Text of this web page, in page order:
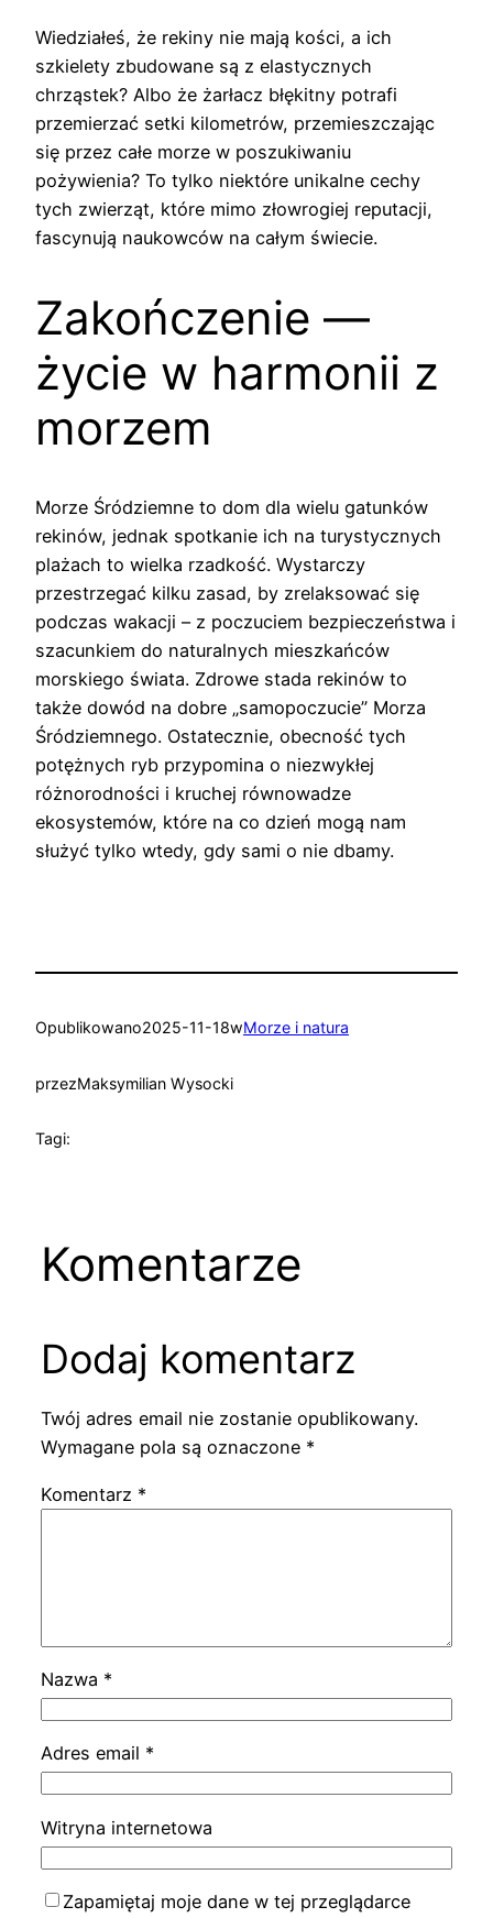
Wiedziałeś, że rekiny nie mają kości, a ich
szkielety zbudowane są z elastycznych
chrząstek? Albo że żarłacz błękitny potrafi
przemierzać setki kilometrów, przemieszczając
się przez całe morze w poszukiwaniu
pożywienia? To tylko niektóre unikalne cechy
tych zwierząt, które mimo złowrogiej reputacji,
fascynują naukowców na całym świecie.
Zakończenie —
życie w harmonii z
morzem
Morze Śródziemne to dom dla wielu gatunków
rekinów, jednak spotkanie ich na turystycznych
plażach to wielka rzadkość. Wystarczy
przestrzegać kilku zasad, by zrelaksować się
podczas wakacji – z poczuciem bezpieczeństwa i
szacunkiem do naturalnych mieszkańców
morskiego świata. Zdrowe stada rekinów to
także dowód na dobre „samopoczucie” Morza
Śródziemnego. Ostatecznie, obecność tych
potężnych ryb przypomina o niezwykłej
różnorodności i kruchej równowadze
ekosystemów, które na co dzień mogą nam
służyć tylko wtedy, gdy sami o nie dbamy.
Opublikowano2025-11-18wMorze i natura
przezMaksymilian Wysocki
Tagi:
Komentarze
Dodaj komentarz
Twój adres email nie zostanie opublikowany.
Wymagane pola są oznaczone *
Komentarz *
Nazwa *
Adres email *
Witryna internetowa
Zapamiętaj moje dane w tej przeglądarce